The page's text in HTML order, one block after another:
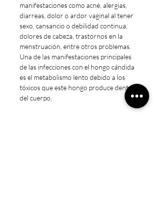
manifestaciones como acné, alergias,
diarreas, dolor o ardor vaginal al tener
sexo, cansancio o debilidad continua,
dolores de cabeza, trastornos en la
menstruación, entre otros problemas.
Una de las manifestaciones principales
de las infecciones con el hongo cándida
es el metabolismo lento debido a los
tóxicos que este hongo produce dentro
del cuerpo.